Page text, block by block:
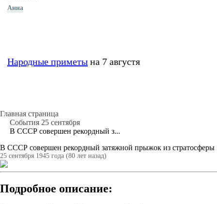
Анна
Народные приметы на 7 августя
Главная страница
События 25 сентября
В СССР совершен рекордный з...
В СССР совершен рекордный затяжной прыжок из стратосферы
25 сентября 1945 года (80 лет назад)
Подробное описание: